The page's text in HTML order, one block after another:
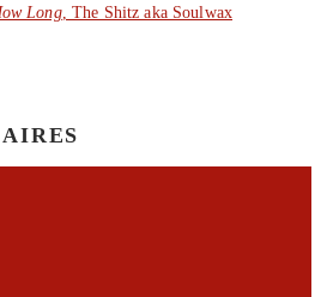
Long, The Shitz aka Soulwax